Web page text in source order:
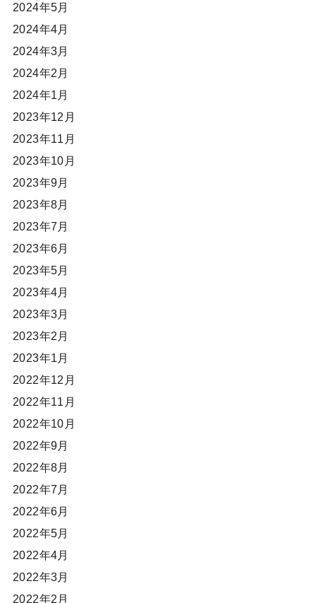
2024年5月
2024年4月
2024年3月
2024年2月
2024年1月
2023年12月
2023年11月
2023年10月
2023年9月
2023年8月
2023年7月
2023年6月
2023年5月
2023年4月
2023年3月
2023年2月
2023年1月
2022年12月
2022年11月
2022年10月
2022年9月
2022年8月
2022年7月
2022年6月
2022年5月
2022年4月
2022年3月
2022年2月